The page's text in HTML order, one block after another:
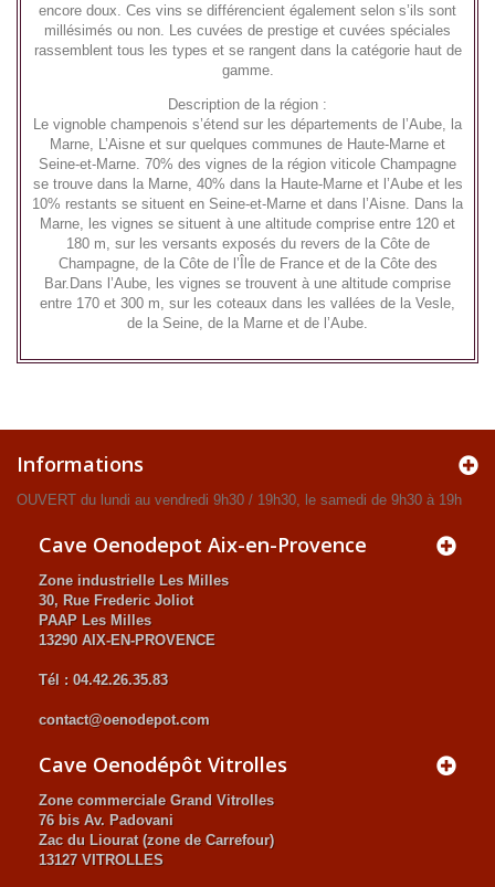
encore doux. Ces vins se différencient également selon s’ils sont
millésimés ou non. Les cuvées de prestige et cuvées spéciales
rassemblent tous les types et se rangent dans la catégorie haut de
gamme.
Description de la région :
Le vignoble champenois s’étend sur les départements de l’Aube, la
Marne, L’Aisne et sur quelques communes de Haute-Marne et
Seine-et-Marne. 70% des vignes de la région viticole Champagne
se trouve dans la Marne, 40% dans la Haute-Marne et l’Aube et les
10% restants se situent en Seine-et-Marne et dans l’Aisne. Dans la
Marne, les vignes se situent à une altitude comprise entre 120 et
180 m, sur les versants exposés du revers de la Côte de
Champagne, de la Côte de l’Île de France et de la Côte des
Bar.Dans l’Aube, les vignes se trouvent à une altitude comprise
entre 170 et 300 m, sur les coteaux dans les vallées de la Vesle,
de la Seine, de la Marne et de l’Aube.
Informations
OUVERT du lundi au vendredi 9h30 / 19h30, le samedi de 9h30 à 19h
Cave Oenodepot Aix-en-Provence
Zone industrielle Les Milles
30, Rue Frederic Joliot
PAAP Les Milles
13290 AIX-EN-PROVENCE
Tél : 04.42.26.35.83
contact@oenodepot.com
Cave Oenodépôt Vitrolles
Zone commerciale Grand Vitrolles
76 bis Av. Padovani
Zac du Liourat (zone de Carrefour)
13127 VITROLLES